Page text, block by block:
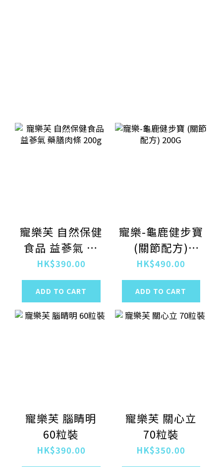
寵樂芙 自然保健
食品 益蔘氣 藥
膳肉條 200g
HK$390.00
ADD TO CART
寵樂-龜鹿健步寶
(關節配方)
200G
HK$490.00
ADD TO CART
寵樂芙 腦睛明
60粒裝
HK$390.00
寵樂芙 關心立
70粒裝
HK$350.00